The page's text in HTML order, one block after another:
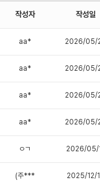
작성자 작성일
aa* 2026/05/
aa* 2026/05/
aa* 2026/05/
aa* 2026/05/
ㅇㄱ 2026/05/
(주*** 2025/12/